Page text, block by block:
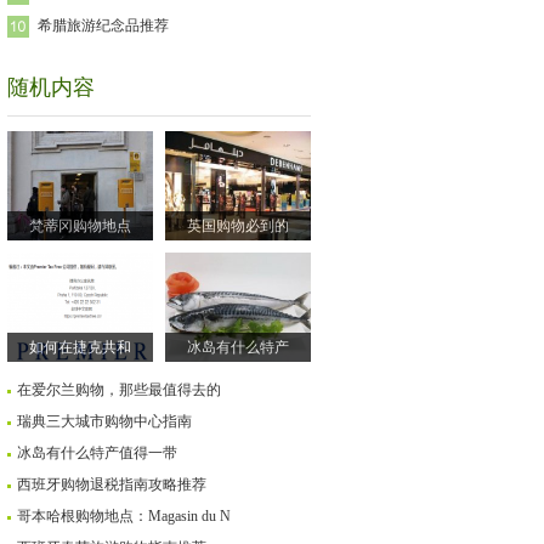
希腊旅游纪念品推荐
随机内容
梵蒂冈购物地点 英国购物必到的
如何在捷克共和 冰岛有什么特产
在爱尔兰购物，那些最值得去的
瑞典三大城市购物中心指南
冰岛有什么特产值得一带
西班牙购物退税指南攻略推荐
哥本哈根购物地点：Magasin du N